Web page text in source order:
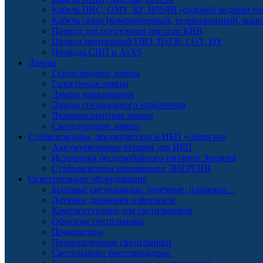
Кабель ПВС, OMY, КГ, H05RR (силовой медный
Кабель связи (компьютерный, телевизионный,
Провод для погружных насосов КВВ
Провод монтажный ПВЗ, ПуГВ, LGY, DY
Провода СИП и AsXS
Лампы
Газоразрядные лампы
Галогенные лампы
Лампы накаливания
Лампы специального назначения
Люминесцентные лампы
Светодиодные лампы
Стабилизаторы, аккумуляторы и ИБП «Энергия»
Аккумуляторные батареи для ИБП
Источники бесперебойного питания Энергия
Стабилизаторы напряжения ЭНЕРГИЯ
Осветительное оборудование
Бытовые светильники: точечные, плафоны…
Датчики движения и фотореле
Комплектующие для светильников
Офисные светильники
Прожекторы
Промышленные светильники
Светильники бактерицидные